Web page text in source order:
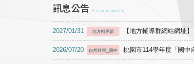
訊息公告 Announcements
2027/01/31 地方輔導群 【地方輔導群網站網址】
2026/07/20 自然科學_國中 桃園市114學年度「國中